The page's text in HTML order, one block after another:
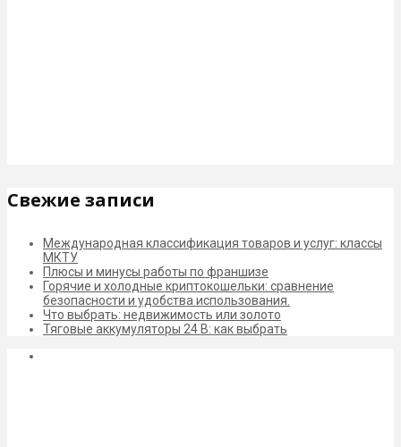
Свежие записи
Международная классификация товаров и услуг: классы
МКТУ
Плюсы и минусы работы по франшизе
Горячие и холодные криптокошельки: сравнение
безопасности и удобства использования.
Что выбрать: недвижимость или золото
Тяговые аккумуляторы 24 В: как выбрать